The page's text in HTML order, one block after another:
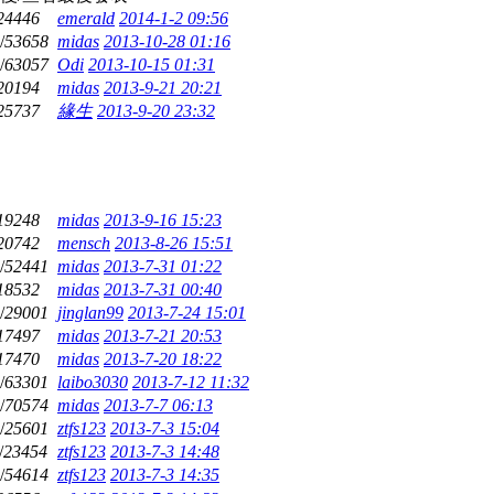
emerald 2014-1-2 09:56
/53658 midas 2013-10-28 01:16
/63057 Odi 2013-10-15 01:31
midas 2013-9-21 20:21
緣生 2013-9-20 23:32
midas 2013-9-16 15:23
mensch 2013-8-26 15:51
/52441 midas 2013-7-31 01:22
midas 2013-7-31 00:40
/29001 jinglan99 2013-7-24 15:01
midas 2013-7-21 20:53
midas 2013-7-20 18:22
/63301 laibo3030 2013-7-12 11:32
/70574 midas 2013-7-7 06:13
/25601 ztfs123 2013-7-3 15:04
/23454 ztfs123 2013-7-3 14:48
/54614 ztfs123 2013-7-3 14:35